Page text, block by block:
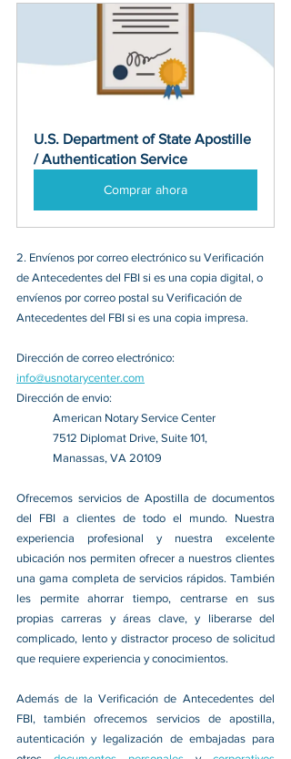
U.S. Department of State Apostille
/ Authentication Service
Comprar ahora
2. Envíenos por correo electrónico su Verificación
de Antecedentes del FBI si es una copia digital, o
envíenos por correo postal su Verificación de
Antecedentes del FBI si es una copia impresa.
Dirección de correo electrónico:
info@usnotarycenter.com
Dirección de envio:
American Notary Service Center
7512 Diplomat Drive, Suite 101,
Manassas, VA 20109
Ofrecemos servicios de Apostilla de documentos
del FBI a clientes de todo el mundo. Nuestra
experiencia profesional y nuestra excelente
ubicación nos permiten ofrecer a nuestros clientes
una gama completa de servicios rápidos. También
les permite ahorrar tiempo, centrarse en sus
propias carreras y áreas clave, y liberarse del
complicado, lento y distractor proceso de solicitud
que requiere experiencia y conocimientos.
Además de la Verificación de Antecedentes del
FBI, también ofrecemos servicios de apostilla,
autenticación y legalización de embajadas para